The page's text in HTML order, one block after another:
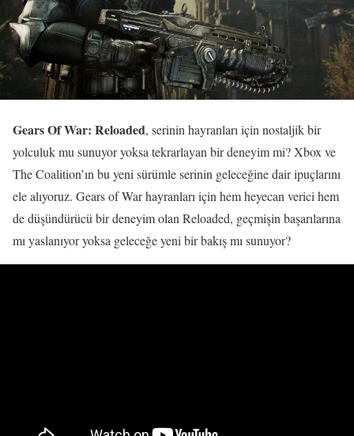
Gears Of War: Reloaded, serinin hayranları için nostaljik bir
yolculuk mu sunuyor yoksa tekrarlayan bir deneyim mi? Xbox ve
The Coalition’ın bu yeni sürümle serinin geleceğine dair ipuçlarını
ele alıyoruz. Gears of War hayranları için hem heyecan verici hem
de düşündürücü bir deneyim olan Reloaded, geçmişin başarılarına
mı yaslanıyor yoksa geleceğe yeni bir bakış mı sunuyor?